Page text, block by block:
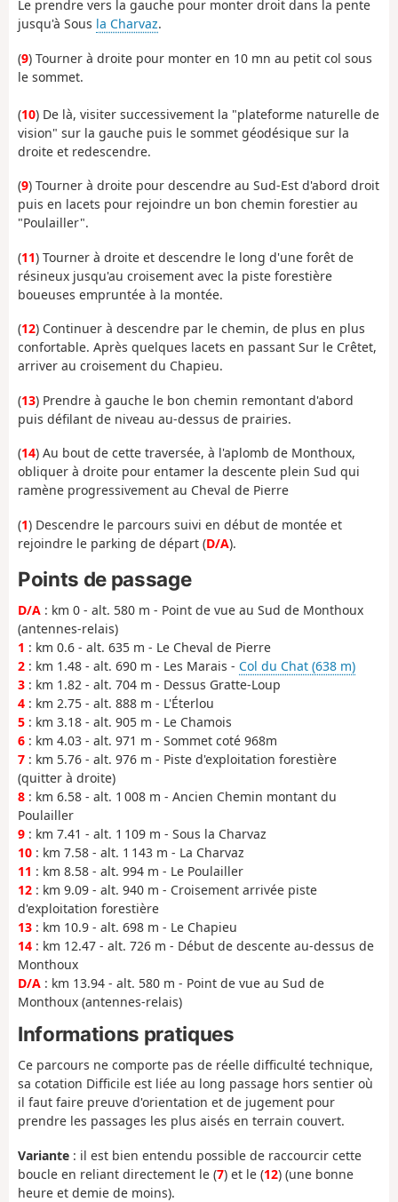
Le prendre vers la gauche pour monter droit dans la pente
jusqu'à Sous la Charvaz.
(9) Tourner à droite pour monter en 10 mn au petit col sous
le sommet.
(10) De là, visiter successivement la "plateforme naturelle de
vision" sur la gauche puis le sommet géodésique sur la
droite et redescendre.
(9) Tourner à droite pour descendre au Sud-Est d'abord droit
puis en lacets pour rejoindre un bon chemin forestier au
"Poulailler".
(11) Tourner à droite et descendre le long d'une forêt de
résineux jusqu'au croisement avec la piste forestière
boueuses empruntée à la montée.
(12) Continuer à descendre par le chemin, de plus en plus
confortable. Après quelques lacets en passant Sur le Crêtet,
arriver au croisement du Chapieu.
(13) Prendre à gauche le bon chemin remontant d'abord
puis défilant de niveau au-dessus de prairies.
(14) Au bout de cette traversée, à l'aplomb de Monthoux,
obliquer à droite pour entamer la descente plein Sud qui
ramène progressivement au Cheval de Pierre
(1) Descendre le parcours suivi en début de montée et
rejoindre le parking de départ (D/A).
Points de passage
D/A : km 0 - alt. 580 m - Point de vue au Sud de Monthoux
(antennes-relais)
1 : km 0.6 - alt. 635 m - Le Cheval de Pierre
2 : km 1.48 - alt. 690 m - Les Marais - Col du Chat (638 m)
3 : km 1.82 - alt. 704 m - Dessus Gratte-Loup
4 : km 2.75 - alt. 888 m - L'Éterlou
5 : km 3.18 - alt. 905 m - Le Chamois
6 : km 4.03 - alt. 971 m - Sommet coté 968m
7 : km 5.76 - alt. 976 m - Piste d'exploitation forestière
(quitter à droite)
8 : km 6.58 - alt. 1 008 m - Ancien Chemin montant du
Poulailler
9 : km 7.41 - alt. 1 109 m - Sous la Charvaz
10 : km 7.58 - alt. 1 143 m - La Charvaz
11 : km 8.58 - alt. 994 m - Le Poulailler
12 : km 9.09 - alt. 940 m - Croisement arrivée piste
d'exploitation forestière
13 : km 10.9 - alt. 698 m - Le Chapieu
14 : km 12.47 - alt. 726 m - Début de descente au-dessus de
Monthoux
D/A : km 13.94 - alt. 580 m - Point de vue au Sud de
Monthoux (antennes-relais)
Informations pratiques
Ce parcours ne comporte pas de réelle difficulté technique,
sa cotation Difficile est liée au long passage hors sentier où
il faut faire preuve d'orientation et de jugement pour
prendre les passages les plus aisés en terrain couvert.
Variante : il est bien entendu possible de raccourcir cette
boucle en reliant directement le (7) et le (12) (une bonne
heure et demie de moins).